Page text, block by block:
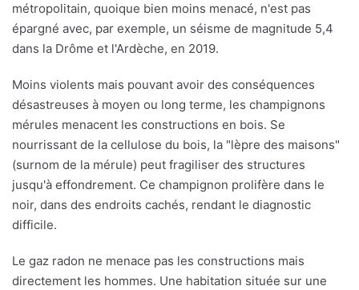
métropolitain, quoique bien moins menacé, n'est pas
épargné avec, par exemple, un séisme de magnitude 5,4
dans la Drôme et l'Ardèche, en 2019.
Moins violents mais pouvant avoir des conséquences
désastreuses à moyen ou long terme, les champignons
mérules menacent les constructions en bois. Se
nourrissant de la cellulose du bois, la "lèpre des maisons"
(surnom de la mérule) peut fragiliser des structures
jusqu'à effondrement. Ce champignon prolifère dans le
noir, dans des endroits cachés, rendant le diagnostic
difficile.
Le gaz radon ne menace pas les constructions mais
directement les hommes. Une habitation située sur une